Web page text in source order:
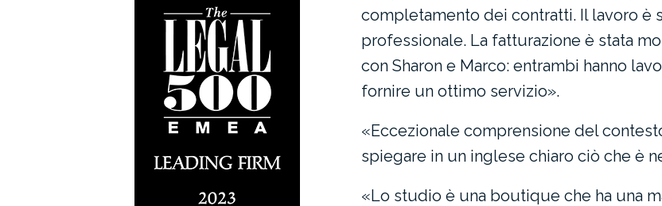
completamento dei contratti. Il lavoro è
professionale. La fatturazione è stata
con Sharon e Marco: entrambi hanno
fornire un ottimo servizio».
«Eccezionale comprensione del
spiegare in un inglese chiaro ciò che è
«Lo studio è una boutique che ha una